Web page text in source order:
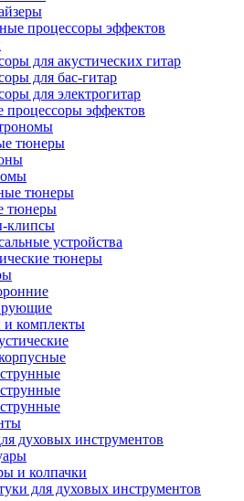
процессоры эффектов
для акустических гитар
для бас-гитар
для электрогитар
процессоры эффектов
тюнеры
тюнеры
тюнеры
клипсы
устройства
тюнеры
комплекты
духовых инструментов
и колпачки
для духовых инструментов